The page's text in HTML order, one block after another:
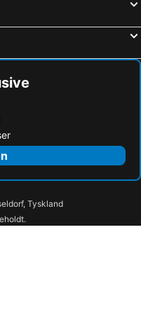
i Pensacola Beach
Tyskland